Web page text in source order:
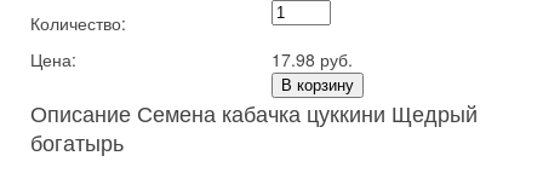
Количество:
Цена:
17.98 руб.
В корзину
Описание Семена кабачка цуккини Щедрый
богатырь